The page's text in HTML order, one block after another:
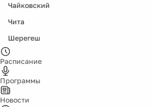
Чайковский
Чита
Шерегеш
Расписание
Программы
Новости